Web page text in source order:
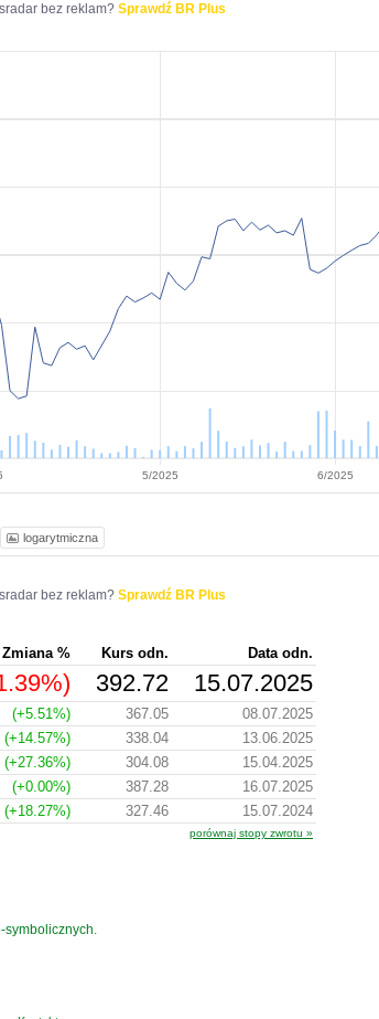
bez reklam? Sprawdź BR Plus
5/2025 6/2025
logarytmiczna
bez reklam? Sprawdź BR Plus
Zmiana % Kurs odn.
Data odn.
392.72 15.07.2025
(+5.51%) 367.05
08.07.2025
(+14.57%) 338.04
13.06.2025
(+27.36%) 304.08
15.04.2025
(+0.00%) 387.28
16.07.2025
(+18.27%) 327.46 15.07.2024
porównaj stopy zwrotu »
symbolicznych.